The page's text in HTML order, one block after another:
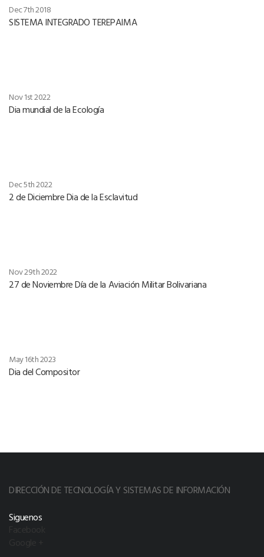
Dec 7th 2018
SISTEMA INTEGRADO TEREPAIMA
Nov 1st 2022
Dia mundial de la Ecología
Dec 5th 2022
2 de Diciembre Dia de la Esclavitud
Nov 29th 2022
27 de Noviembre Día de la Aviación Militar Bolivariana
May 16th 2023
Dia del Compositor
DIRECCIÓN DE TECNOLOGÍA Y SISTEMAS DE INFORMACIÓN
Siguenos